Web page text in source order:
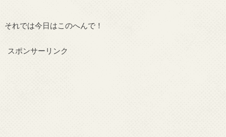
それでは今日はこのへんで！
スポンサーリンク